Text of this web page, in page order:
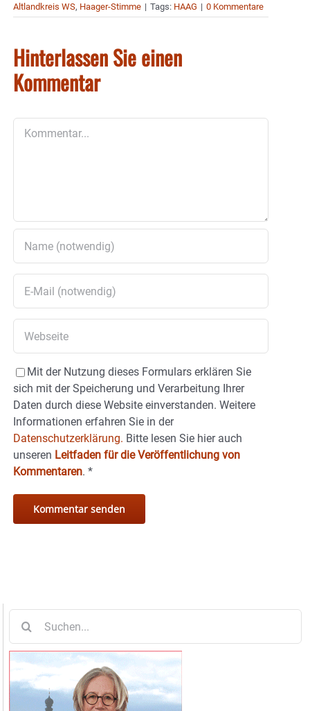
Altlandkreis WS, Haager-Stimme | Tags: HAAG | 0 Kommentare
Hinterlassen Sie einen
Kommentar
Mit der Nutzung dieses Formulars erklären Sie
sich mit der Speicherung und Verarbeitung Ihrer
Daten durch diese Website einverstanden. Weitere
Informationen erfahren Sie in der
Datenschutzerklärung. Bitte lesen Sie hier auch
unseren Leitfaden für die Veröffentlichung von
Kommentaren. *
nach: